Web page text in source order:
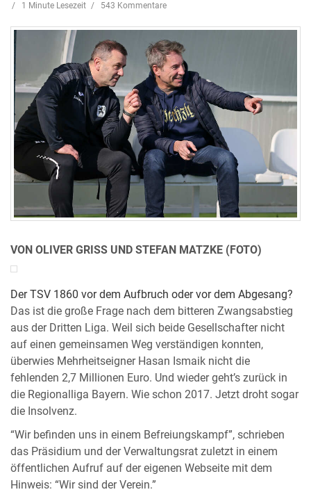
1 Minute Lesezeit
543 Kommentare
VON OLIVER GRISS UND STEFAN MATZKE (FOTO)
Der TSV 1860 vor dem Aufbruch oder vor dem Abgesang?
Das ist die große Frage nach dem bitteren Zwangsabstieg
aus der Dritten Liga. Weil sich beide Gesellschafter nicht
auf einen gemeinsamen Weg verständigen konnten,
überwies Mehrheitseigner Hasan Ismaik nicht die
fehlenden 2,7 Millionen Euro. Und wieder geht’s zurück in
die Regionalliga Bayern. Wie schon 2017. Jetzt droht sogar
die Insolvenz.
“Wir befinden uns in einem Befreiungskampf”, schrieben
das Präsidium und der Verwaltungsrat zuletzt in einem
öffentlichen Aufruf auf der eigenen Webseite mit dem
Hinweis: “Wir sind der Verein.”